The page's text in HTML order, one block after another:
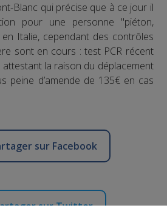
Blanc qui précise que à ce jour il
pour une personne "piéton,
Italie, cependant des contrôles
sont en cours : test PCR récent
attestant la raison du déplacement
peine d’amende de 135€ en cas
sur Facebook
sur Twitter